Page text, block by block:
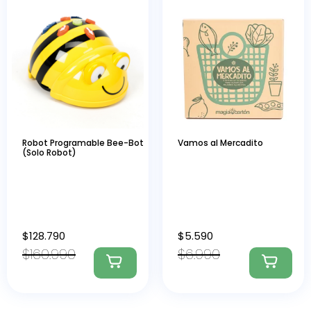
Robot Programable Bee-Bot
(Solo Robot)
$160.990
$128.790
Vamos al Mercadito
$6.990
$5.590